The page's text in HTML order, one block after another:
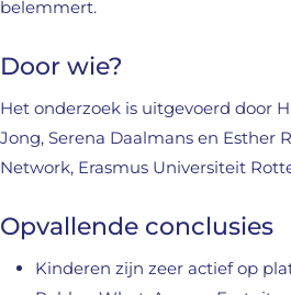
belemmert.
Door wie?
Het onderzoek is uitgevoerd door
Jong, Serena Daalmans en Esther
Network, Erasmus Universiteit
Opvallende conclusies
Kinderen zijn zeer actief op